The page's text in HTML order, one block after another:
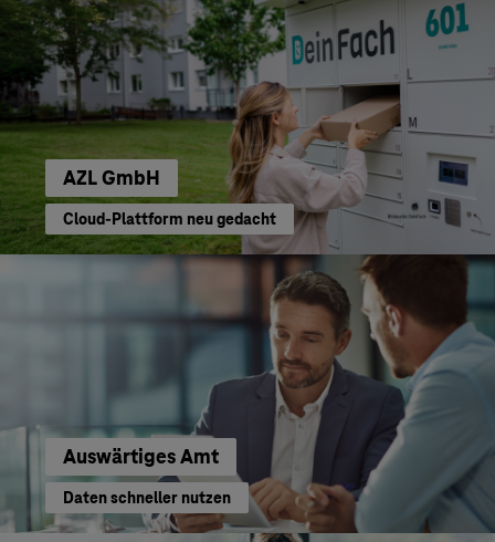
AZL GmbH
Cloud-Plattform neu gedacht
Auswärtiges Amt
Daten schneller nutzen